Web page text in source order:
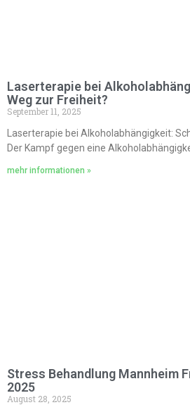
Laserterapie bei
Weg zur Freiheit?
September 11, 2025
Laserterapie bei Alkoholabhängigkeit:
Der Kampf gegen eine
mehr informationen »
Stress Behandlung Mannheim
2025
August 28, 2025